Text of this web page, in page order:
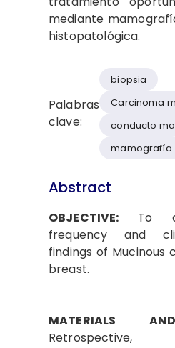
mediante
histopatológica.
Palabras
clave:
biopsia
Carcinoma
conducto
mamografía
Abstract
OBJECTIVE: To
frequency and
findings of
breast.
MATERIALS
Retrospective,